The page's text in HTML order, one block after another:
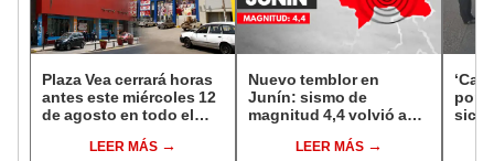
Plaza Vea cerrará horas
antes este miércoles 12
de agosto en todo el
hasta las 7 p.m.
LEER MÁS
Nuevo temblor en
Junín: sismo de
magnitud 4,4 volvió a
según IGPLEER MÁS
por